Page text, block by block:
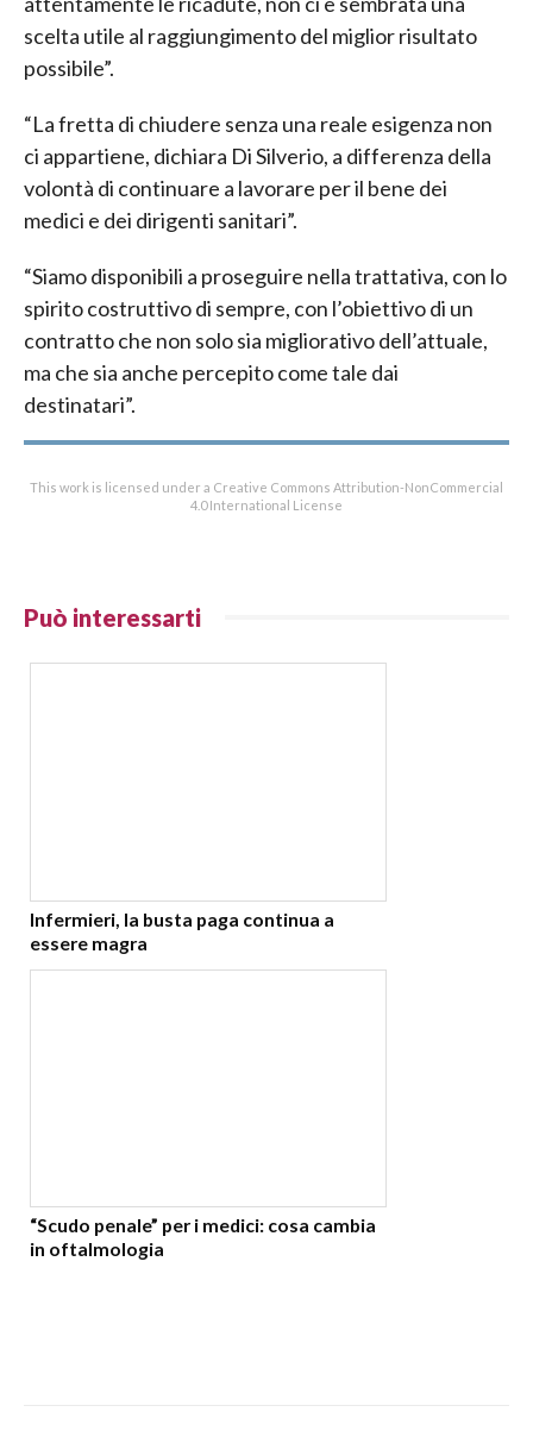
scelta utile al raggiungimento del miglior risultato
possibile”.
“La fretta di chiudere senza una reale esigenza non
ci appartiene, dichiara Di Silverio, a differenza della
volontà di continuare a lavorare per il bene dei
medici e dei dirigenti sanitari”.
“Siamo disponibili a proseguire nella trattativa, con lo
spirito costruttivo di sempre, con l’obiettivo di un
contratto che non solo sia migliorativo dell’attuale,
ma che sia anche percepito come tale dai
destinatari”.
This work is licensed under a Creative Commons Attribution-NonCommercial
4.0 International License
Può interessarti
Infermieri, la busta paga continua a
essere magra
“Scudo penale” per i medici: cosa cambia
in oftalmologia